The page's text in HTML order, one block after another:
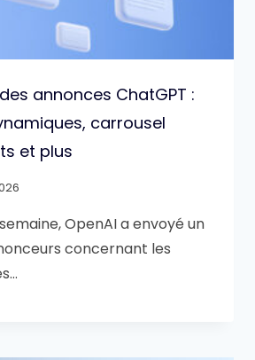
annonces ChatGPT :
carrousel
et plus
OpenAI a envoyé un
concernant les